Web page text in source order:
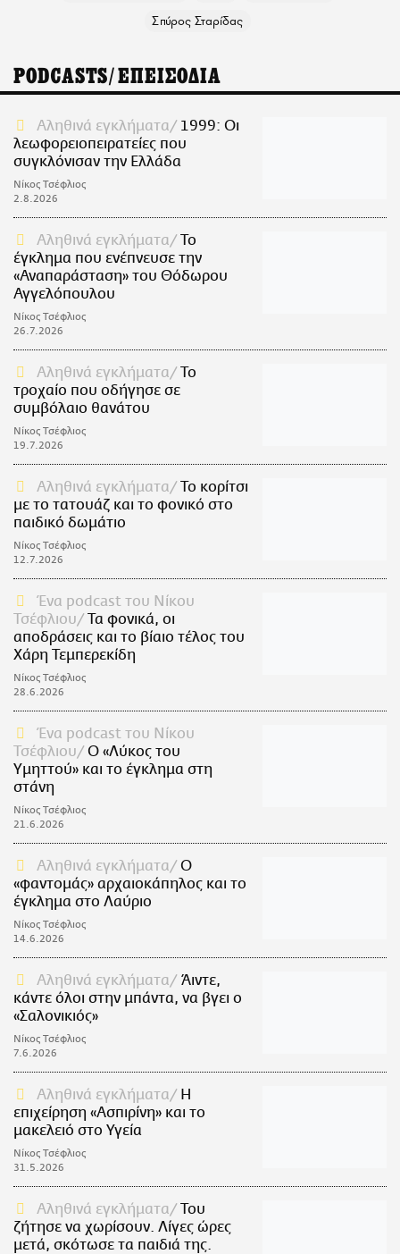
Σπύρος Σταρίδας
PODCASTS/ΕΠΕΙΣΟΔΙΑ
Αληθινά εγκλήματα
1999: Οι
λεωφορειοπειρατείες που
συγκλόνισαν την Ελλάδα
Νίκος Τσέφλιος
2.8.2026
Αληθινά εγκλήματα
Το
έγκλημα που ενέπνευσε την
«Αναπαράσταση» του Θόδωρου
Αγγελόπουλου
Νίκος Τσέφλιος
26.7.2026
Αληθινά εγκλήματα
Το
τροχαίο που οδήγησε σε
συμβόλαιο θανάτου
Νίκος Τσέφλιος
19.7.2026
Αληθινά εγκλήματα
Το κορίτσι
με το τατουάζ και το φονικό στο
παιδικό δωμάτιο
Νίκος Τσέφλιος
12.7.2026
Ένα podcast του Νίκου
Τσέφλιου
Τα φονικά, οι
αποδράσεις και το βίαιο τέλος του
Χάρη Τεμπερεκίδη
Νίκος Τσέφλιος
28.6.2026
Ένα podcast του Νίκου
Τσέφλιου
Ο «Λύκος του
Υμηττού» και το έγκλημα στη
στάνη
Νίκος Τσέφλιος
21.6.2026
Αληθινά εγκλήματα
Ο
«φαντομάς» αρχαιοκάπηλος και το
έγκλημα στο Λαύριο
Νίκος Τσέφλιος
14.6.2026
Αληθινά εγκλήματα
Άιντε,
κάντε όλοι στην μπάντα, να βγει ο
«Σαλονικιός»
Νίκος Τσέφλιος
7.6.2026
Αληθινά εγκλήματα
Η
επιχείρηση «Ασπιρίνη» και το
μακελειό στο Υγεία
Νίκος Τσέφλιος
31.5.2026
Αληθινά εγκλήματα
Του
ζήτησε να χωρίσουν. Λίγες ώρες
μετά, σκότωσε τα παιδιά της.